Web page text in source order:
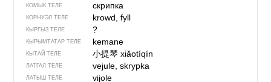
КОМЫК ТЕЛЕ скрипка
КОРНУЭЛ ТЕЛЕ krowd, fyll
КЫРГЫЗ ТЕЛЕ ?
КЫРЫМТАТАР ТЕЛЕ kemane
КЫТАЙ ТЕЛЕ 小提琴xiǎotíqín
ЛАТГАЛ ТЕЛЕ vejule, skrypka
ЛАТЫШ ТЕЛЕ vijole